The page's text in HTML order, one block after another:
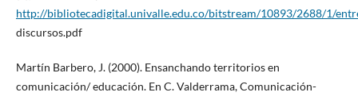
http://bibliotecadigital.univalle.edu.co/bitstream/10893/2688/1/
discursos.pdf
Martín Barbero, J. (2000). Ensanchando territorios en
comunicación/ educación. En C. Valderrama, Comunicación-